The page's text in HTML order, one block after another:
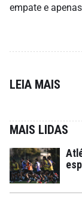
empate e
LEIA MAIS
MAIS LIDAS